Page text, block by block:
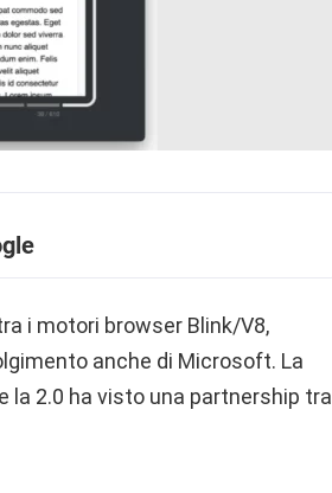
i motori browser Blink/V8,
anche di Microsoft. La
la 2.0 ha visto una partnership tra